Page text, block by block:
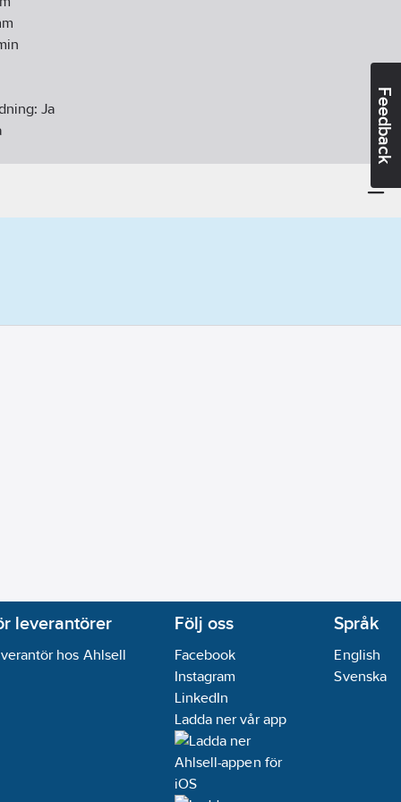
Feedback
Ja
leverantörer
hos Ahlsell
Följ oss
Facebook
Instagram
LinkedIn
Ladda ner vår app
Språk
English
Svenska